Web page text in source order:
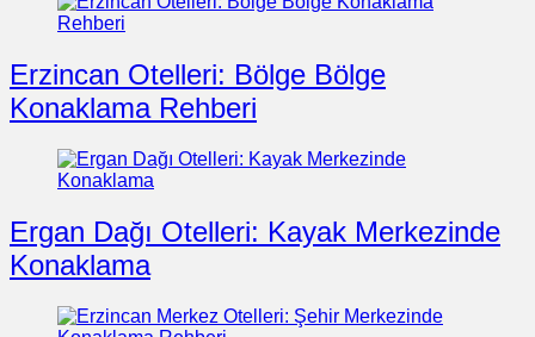
Erzincan Otelleri: Bölge Bölge
Konaklama Rehberi
Ergan Dağı Otelleri: Kayak Merkezinde
Konaklama